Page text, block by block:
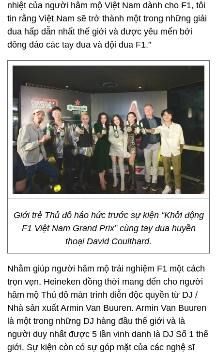
nhiệt của người hâm mộ Việt Nam dành cho F1, tôi
tin rằng Việt Nam sẽ trở thành một trong những giải
đua hấp dẫn nhất thế giới và được yêu mến bởi
đông đảo các tay đua và đội đua F1.”
Giới trẻ Thủ đô háo hức trước sự kiện “Khởi động
F1 Việt Nam Grand Prix” cùng tay đua huyền
thoại David Coulthard.
Nhằm giúp người hâm mộ trải nghiệm F1 một cách
trọn vẹn, Heineken đồng thời mang đến cho người
hâm mộ Thủ đô màn trình diễn độc quyền từ DJ /
Nhà sản xuất Armin Van Buuren. Armin Van Buuren
là một trong những DJ hàng đầu thế giới và là
người duy nhất được 5 lần vinh danh là DJ Số 1 thế
giới. Sự kiện còn có sự góp mặt của các nghệ sĩ